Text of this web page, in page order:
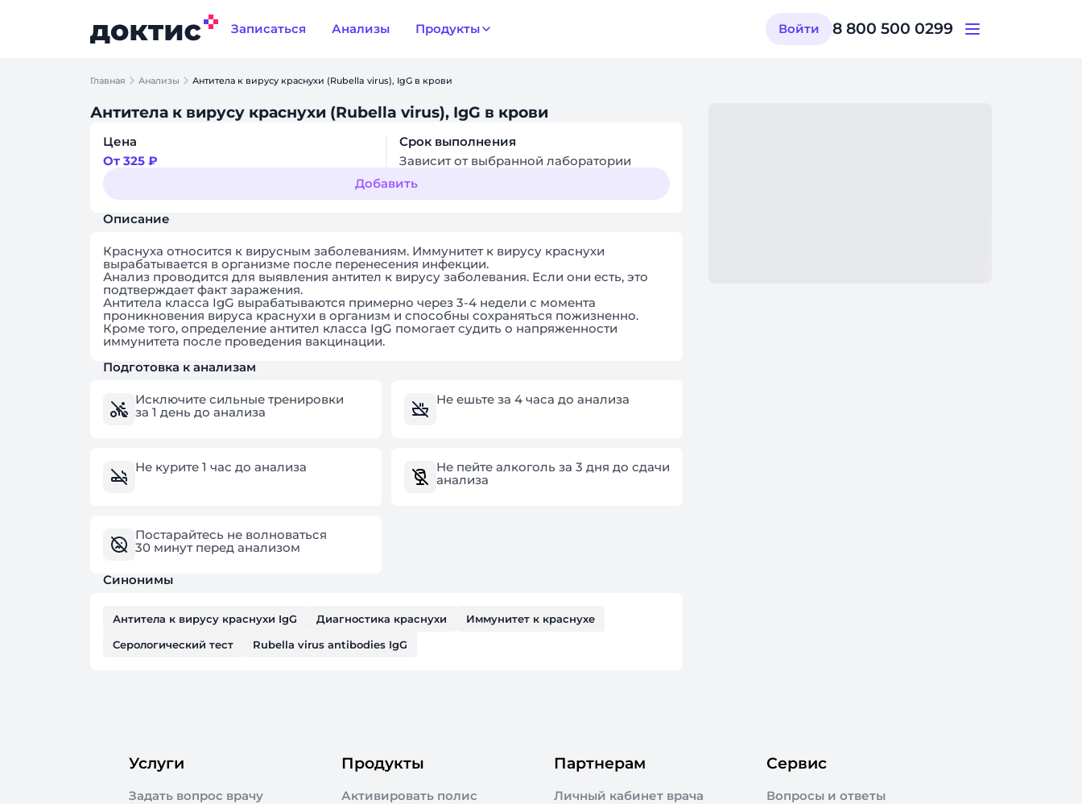
Записаться Анализы Продукты Войти 8 800 500 0299
Главная Анализы Антитела к вирусу краснухи (Rubella virus), IgG в крови
Антитела к вирусу краснухи (Rubella virus), IgG в крови
Цена
От 325 ₽
Срок выполнения
Зависит от выбранной лаборатории
Добавить
Описание
Краснуха относится к вирусным заболеваниям. Иммунитет к вирусу краснухи
вырабатывается в организме после перенесения инфекции.
Анализ проводится для выявления антител к вирусу заболевания. Если они есть, это
подтверждает факт заражения.
Антитела класса IgG вырабатываются примерно через 3-4 недели с момента
проникновения вируса краснухи в организм и способны сохраняться пожизненно.
Кроме того, определение антител класса IgG помогает судить о напряженности
иммунитета после проведения вакцинации.
Подготовка к анализам
Исключите сильные тренировки
за 1 день до анализа
Не ешьте за 4 часа до анализа
Не курите 1 час до анализа
Не пейте алкоголь за 3 дня до сдачи
анализа
Постарайтесь не волноваться
30 минут перед анализом
Синонимы
Антитела к вирусу краснухи IgG Диагностика краснухи
Иммунитет к краснухе
Серологический тест
Rubella virus antibodies IgG
Услуги
Задать вопрос врачу
Продукты
Активировать полис
Партнерам
Личный кабинет врача
Сервис
Вопросы и ответы